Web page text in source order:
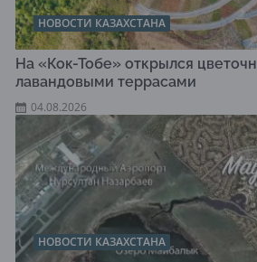
НОВОСТИ КАЗАХСТАНА
На «Кок-Тобе» открылся
лавандовыми террасами
04.08.2026
НОВОСТИ КАЗАХСТАНА